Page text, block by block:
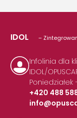
IDOL –
Infolinia dla
IDOL/
Poniedziałek
+420 488
|